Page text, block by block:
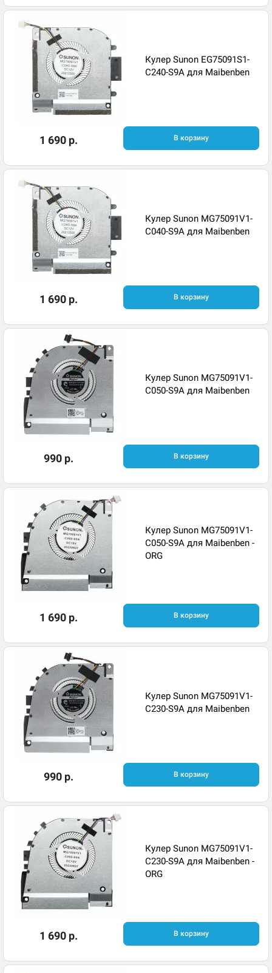
Кулер Sunon EG75091S1-
C240-S9A для Maibenben
1 690 р. В корзину
Кулер Sunon MG75091V1-
C040-S9A для Maibenben
1 690 р. В корзину
Кулер Sunon MG75091V1-
C050-S9A для Maibenben
990 р. В корзину
Кулер Sunon MG75091V1-
C050-S9A для Maibenben -
ORG
1 690 р. В корзину
Кулер Sunon MG75091V1-
C230-S9A для Maibenben
990 р. В корзину
Кулер Sunon MG75091V1-
C230-S9A для Maibenben -
ORG
1 690 р. В корзину